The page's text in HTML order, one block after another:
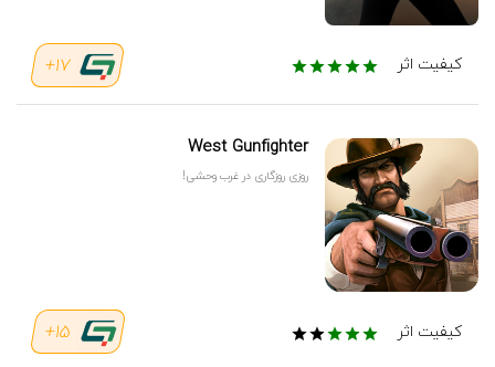
کیفیت اثر 17+
West Gunfighter
روزی روزگاری در غرب وحشی!
کیفیت اثر 15+